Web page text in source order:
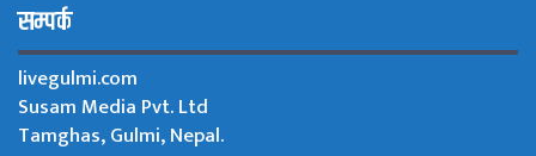
सम्पर्क
livegulmi.com
Susam Media Pvt. Ltd
Tamghas, Gulmi, Nepal.